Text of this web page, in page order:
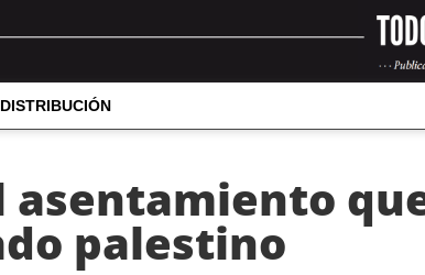
asentamiento
palestino